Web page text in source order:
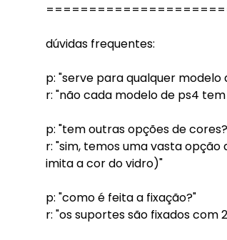
dúvidas frequentes:
p: "serve para qualquer
r: "não cada modelo de ps4
p: "tem outras opções de
r: "sim, temos uma vasta
imita a cor do vidro)"
p: "como é feita a fixação?"
r: "os suportes são fixados com